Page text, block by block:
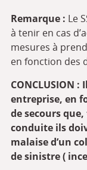
Remarque : Le
à tenir en cas
mesures à
en fonction des
CONCLUSION :
entreprise, en
de secours
conduite ils
malaise d’un
de sinistre (